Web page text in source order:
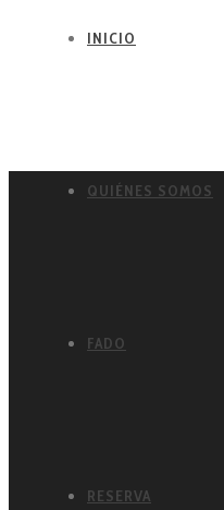
INICIO
QUIÉNES SOMOS
FADO
RESERVA